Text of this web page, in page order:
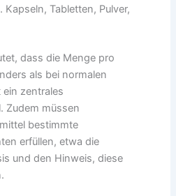
Kapseln, Tabletten, Pulver,
dass die Menge pro
als bei normalen
zentrales
Zudem müssen
bestimmte
erfüllen, etwa die
und den Hinweis, diese